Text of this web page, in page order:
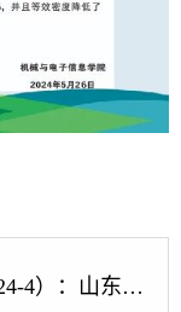
教授周杰韩博士来我院作学术报告会